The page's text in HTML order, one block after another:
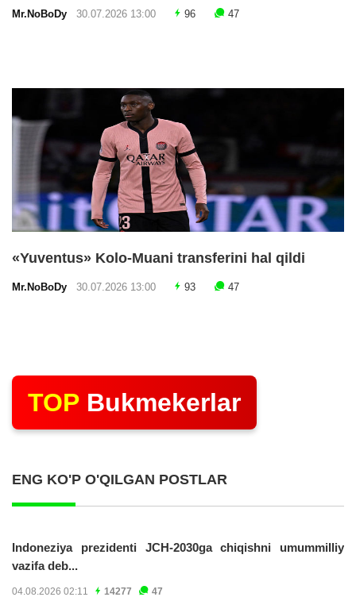
Mr.NoBoDy 30.07.2026 13:00 96 47
«Yuventus» Kolo-Muani transferini hal qildi
Mr.NoBoDy 30.07.2026 13:00 93 47
TOP Bukmekerlar
ENG KO'P O'QILGAN POSTLAR
Indoneziya prezidenti JCH-2030ga chiqishni umummilliy
vazifa deb...
04.08.2026 02:11 14277 47